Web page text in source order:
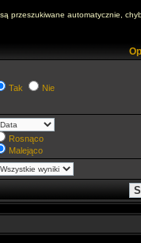
przeszukiwane automatycznie,
Tak Nie
Rosnąco
Malejąco